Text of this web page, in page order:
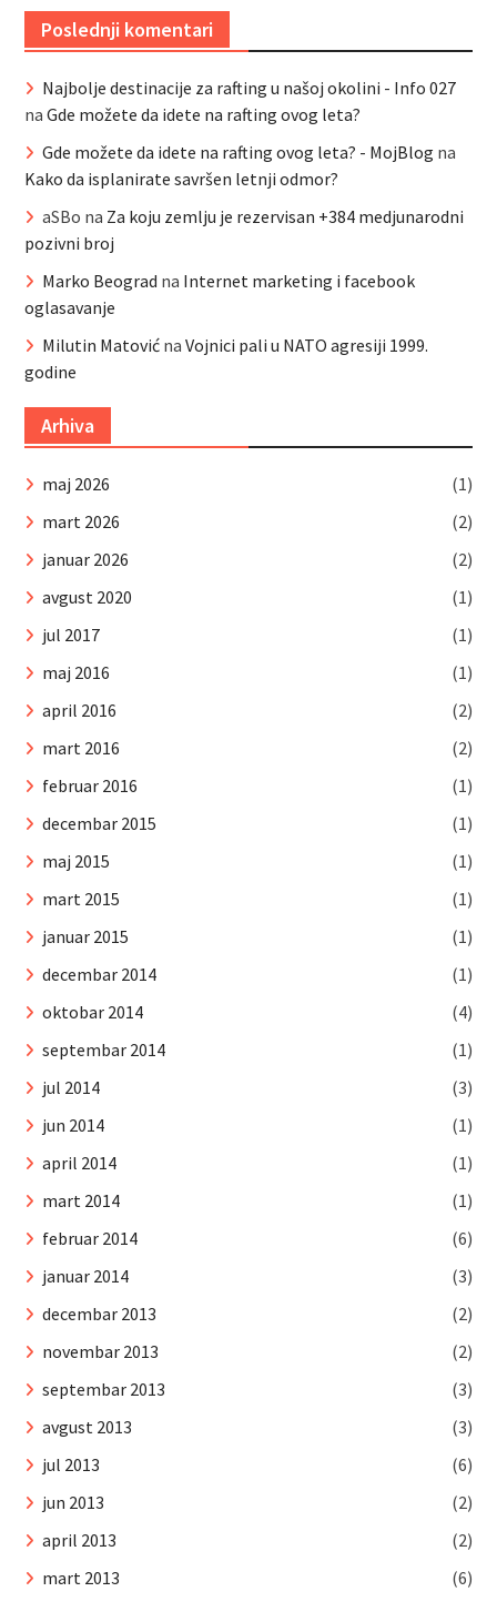
Poslednji komentari
Najbolje destinacije za rafting u našoj okolini - Info 027
na Gde možete da idete na rafting ovog leta?
Gde možete da idete na rafting ovog leta? - MojBlog na
Kako da isplanirate savršen letnji odmor?
aSBo na Za koju zemlju je rezervisan +384 medjunarodni
pozivni broj
Marko Beograd na Internet marketing i facebook
oglasavanje
Milutin Matovićna Vojnici pali u NATO agresiji 1999.
godine
Arhiva
maj 2026
(1)
mart 2026
(2)
januar 2026
(2)
avgust 2020
(1)
jul 2017
(1)
maj 2016
(1)
april 2016
(2)
mart 2016
(2)
februar 2016
(1)
decembar 2015
(1)
maj 2015
(1)
mart 2015
(1)
januar 2015
(1)
decembar 2014
(1)
oktobar 2014
(4)
septembar 2014
(1)
jul 2014
(3)
jun 2014
(1)
april 2014
(1)
mart 2014
(1)
februar 2014
(6)
januar 2014
(3)
decembar 2013
(2)
novembar 2013
(2)
septembar 2013
(3)
avgust 2013
(3)
jul 2013
(6)
jun 2013
(2)
april 2013
(2)
mart 2013
(6)